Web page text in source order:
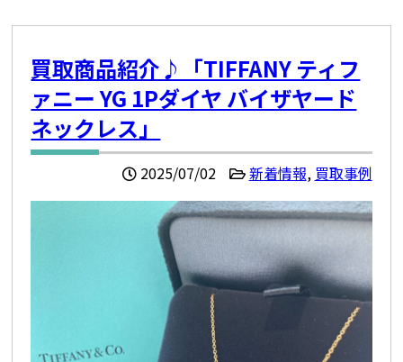
買取商品紹介♪「TIFFANY ティフ
ァニー YG 1Pダイヤ バイザヤード
ネックレス」
2025/07/02 新着情報, 買取事例